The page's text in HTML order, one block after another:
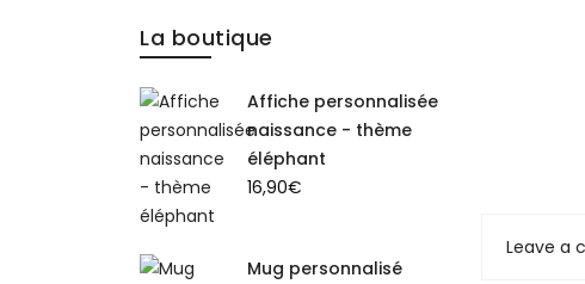
Leave a
La boutique
Affiche personnalisée
naissance - thème
éléphant
16,90€
Mug personnalisé